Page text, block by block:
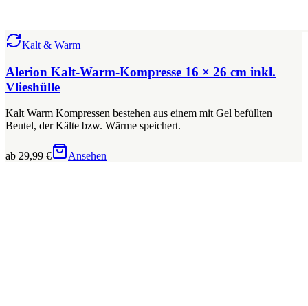
Kalt & Warm
Alerion Kalt-Warm-Kompresse 16 × 26 cm inkl.
Vlieshülle
Kalt Warm Kompressen bestehen aus einem mit Gel befüllten
Beutel, der Kälte bzw. Wärme speichert.
ab 29,99 € Ansehen